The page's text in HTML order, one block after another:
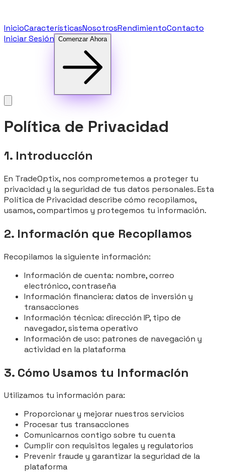
InicioCaracterísticasNosotrosRendimientoContacto
Iniciar Sesión Comenzar Ahora
Política de Privacidad
1. Introducción
En TradeOptix, nos comprometemos a proteger tu
privacidad y la seguridad de tus datos personales. Esta
Política de Privacidad describe cómo recopilamos,
usamos, compartimos y protegemos tu información.
2. Información que Recopilamos
Recopilamos la siguiente información:
Información de cuenta: nombre, correo
electrónico, contraseña
Información financiera: datos de inversión y
transacciones
Información técnica: dirección IP, tipo de
navegador, sistema operativo
Información de uso: patrones de navegación y
actividad en la plataforma
3. Cómo Usamos tu Información
Utilizamos tu información para:
Proporcionar y mejorar nuestros servicios
Procesar tus transacciones
Comunicarnos contigo sobre tu cuenta
Cumplir con requisitos legales y regulatorios
Prevenir fraude y garantizar la seguridad de la
plataforma